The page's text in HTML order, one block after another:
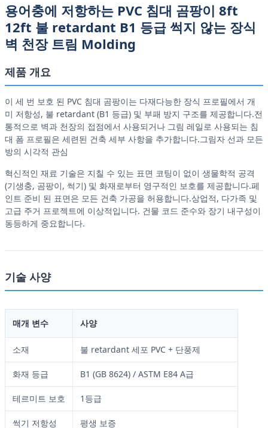
용어충에 저항하는 PVC 침대 곰팡이 8ft
12ft 불 retardant B1 등급 썩지 않는 장식
벽 천장 트림 Molding
제품 개요
이 세 번 보호 된 PVC 침대 곰팡이는 다재다능한 장식 프로필에서 개
미 저항성, 불 retardant (B1 등급) 및 부패 방지 구조를 제공합니다.전
통적으로 벽과 천장의 접점에서 사용되거나 그림 레일로 사용되는 침
대 폼 프로필은 세련된 건축 세부 사항을 추가합니다.그림자 선과 모든
방의 시각적 관심
혁신적인 재료 기술은 지칠 수 있는 표면 코팅이 없이 생물학적 공격
(기생충, 곰팡이, 썩기) 및 화재로부터 영구적인 보호를 제공합니다.페
인트 준비 된 표면은 모든 건축 가공을 허용합니다.상업적, 다가족 및
고급 주거 프로젝트에 이상적입니다. 건물 코드 준수와 장기 내구성이
동등하게 중요합니다.
기술 사양
매개 변수 사양
소재 불 retardant 세포 PVC + 단풍제
화재 등급 B1 (GB 8624) / ASTM E84 A급
테르미트 보호 1등급
썩기 저항성 평생 보증